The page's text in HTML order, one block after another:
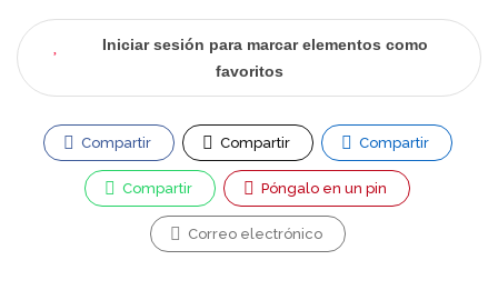
Iniciar sesión para marcar elementos como
favoritos
Compartir Compartir Compartir
Compartir Póngalo en un pin
Correo electrónico